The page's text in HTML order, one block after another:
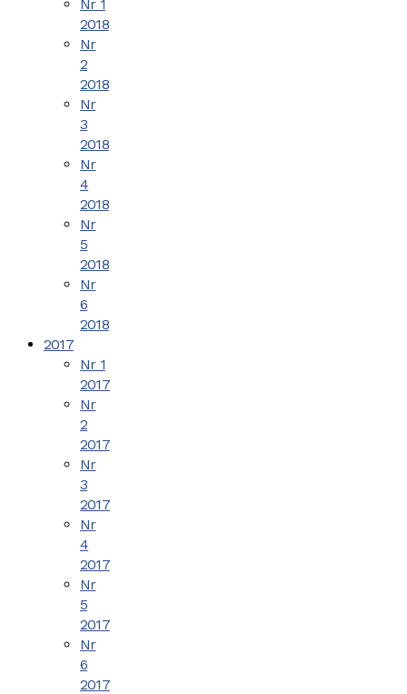
Nr 1
2018
Nr
2
2018
Nr
3
2018
Nr
4
2018
Nr
5
2018
Nr
6
2018
2017
Nr 1
2017
Nr
2
2017
Nr
3
2017
Nr
4
2017
Nr
5
2017
Nr
6
2017